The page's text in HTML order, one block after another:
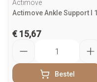
Actimove
Actimove Ankle Support l 1
€ 15,67
Bestel